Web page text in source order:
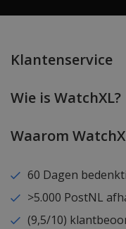
Klantenservice
Wie is WatchXL?
Waarom
60 Dagen
>5.000 PostNL
(9,5/10)